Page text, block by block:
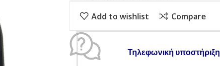
Add to wishlist Compare
Τηλεφωνική υποστήριξη